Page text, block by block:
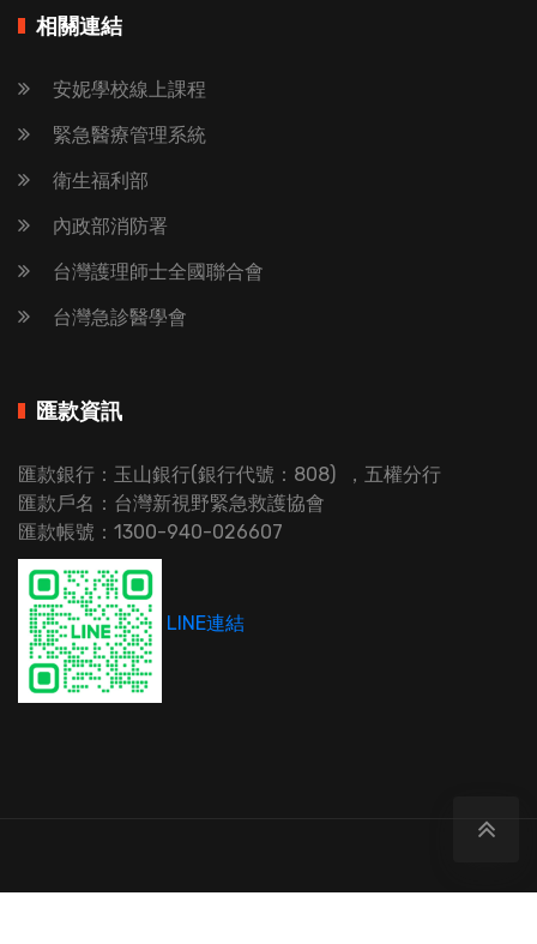
相關連結
安妮學校線上課程
緊急醫療管理系統
衛生福利部
內政部消防署
台灣護理師士全國聯合會
台灣急診醫學會
匯款資訊
匯款銀行：玉山銀行(銀行代號：808) ，五權分行
匯款戶名：台灣新視野緊急救護協會
匯款帳號：1300-940-026607
LINE連結